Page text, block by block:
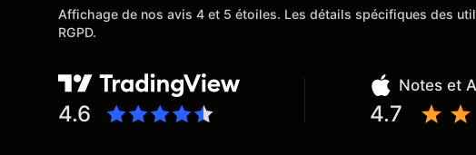
Affichage de nos avis 4 et 5 étoiles. Les détails spécifiques des
RGPD.
4.6
Notes et
4.7